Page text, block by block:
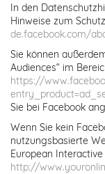
In den
Hinweise zum
de.facebook.com/
Sie können
Audiences“ im
https://
Sie bei Facebook
Wenn Sie kein
nutzungsbasierte
European
http://